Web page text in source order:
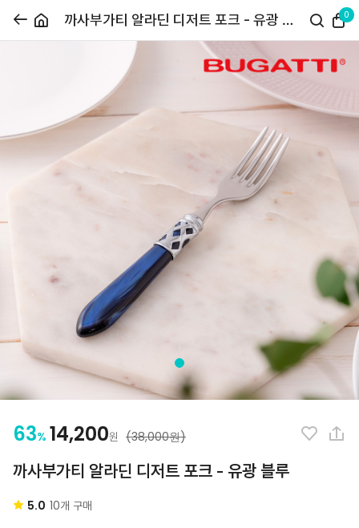
까사부가티 알라딘 디저트 포크 - 유광 블 0
63% 14,200원 (38,000원)
까사부가티 알라딘 디저트 포크 - 유광 블루
5.0 10개 구매